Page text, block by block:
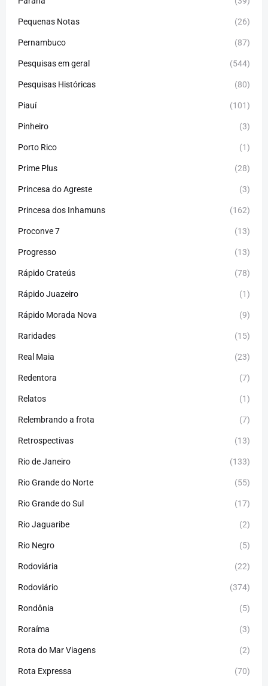
Pequenas Notas (26)
Pernambuco (87)
Pesquisas em geral (544)
Pesquisas Históricas (80)
Piauí (101)
Pinheiro (3)
Porto Rico (1)
Prime Plus (28)
Princesa do Agreste (3)
Princesa dos Inhamuns (162)
Proconve 7 (13)
Progresso (13)
Rápido Crateús (78)
Rápido Juazeiro (1)
Rápido Morada Nova (9)
Raridades (15)
Real Maia (23)
Redentora (7)
Relatos (1)
Relembrando a frota (7)
Retrospectivas (13)
Rio de Janeiro (133)
Rio Grande do Norte (55)
Rio Grande do Sul (17)
Rio Jaguaribe (2)
Rio Negro (5)
Rodoviária (22)
Rodoviário (374)
Rondônia (5)
Roraíma (3)
Rota do Mar Viagens (2)
Rota Expressa (70)